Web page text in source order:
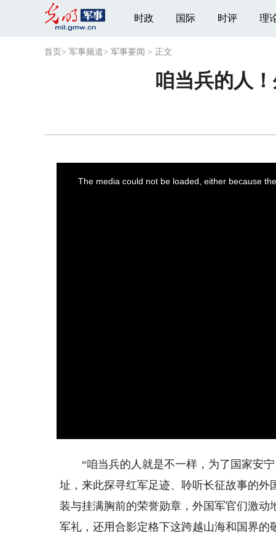
时政 国际 时评 理
首页 > 军事频道> 军事要闻 > 正文
咱当兵的人
The media could not be loaded, either because
“咱当兵的人就是不一样，为了国家安宁
址，来此探寻红军足迹、聆听长征故事的
装与挂满胸前的荣誉勋章，外国军官们激动
军礼，还用合影定格下这跨越山海和国界